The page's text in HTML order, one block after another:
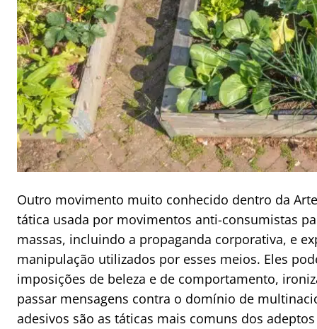
Outro movimento muito conhecido dentro da
tática usada por movimentos anti-consumistas
massas, incluindo a propaganda corporativa, e
manipulação utilizados por esses meios. Eles
imposições de beleza e de comportamento,
passar mensagens contra o domínio de
adesivos são as táticas mais comuns dos